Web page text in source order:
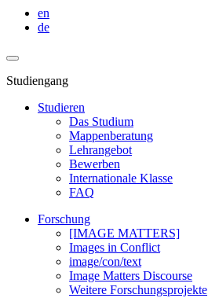
en
de
Studiengang
Studieren
Das Studium
Mappenberatung
Lehrangebot
Bewerben
Internationale Klasse
FAQ
Forschung
[IMAGE MATTERS]
Images in Conflict
image/con/text
Image Matters Discourse
Weitere Forschungsprojekte